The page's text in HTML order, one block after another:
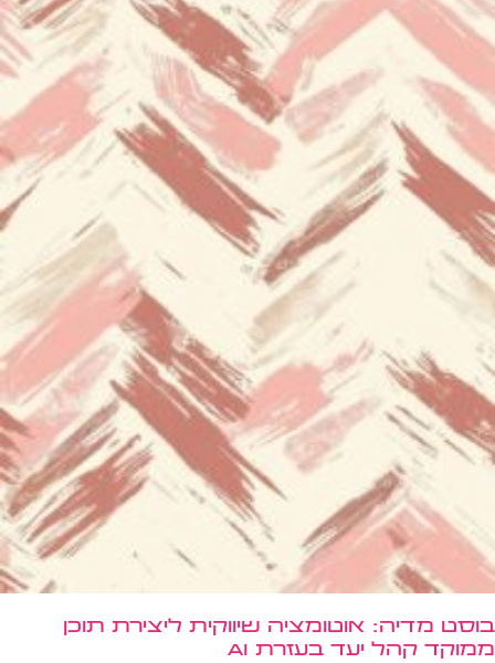
בוסט מדיה: אוטומציה שיווקית ליצירת תוכן
ממוקד קהל יעד בעזרת AI